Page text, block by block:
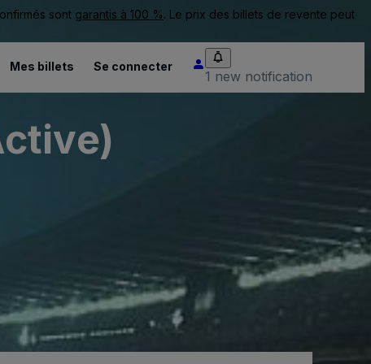
sont garantis à 100 %. Le prix des billets de revente peut
Mes billets Se connecter
1 new notification